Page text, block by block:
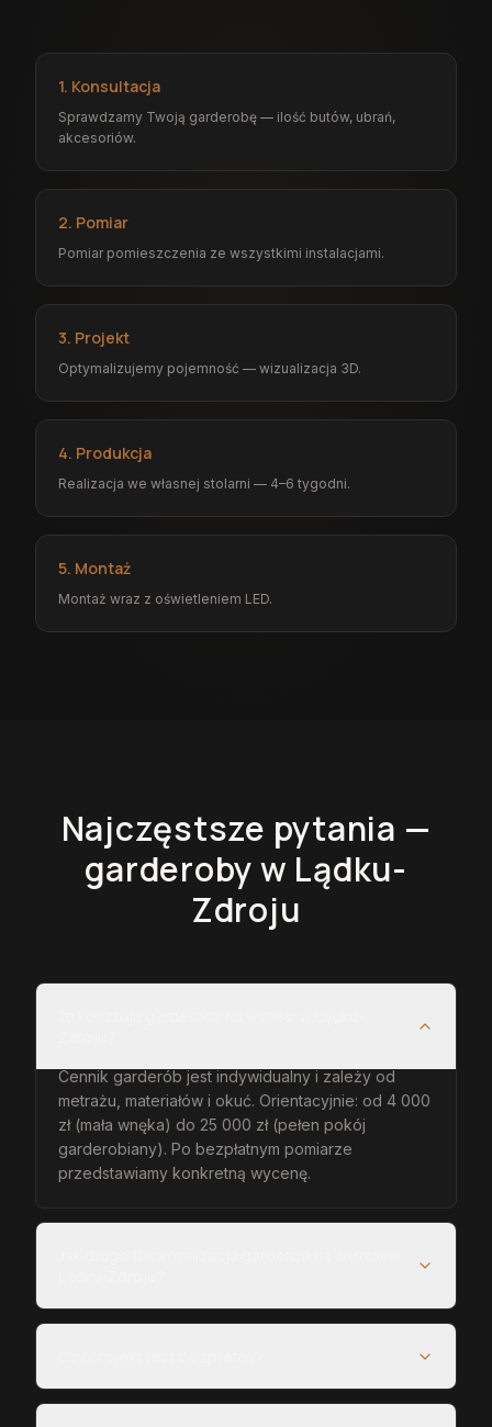
1. Konsultacja
Sprawdzamy Twoją garderobę — ilość butów, ubrań,
akcesoriów.
2. Pomiar
Pomiar pomieszczenia ze wszystkimi instalacjami.
3. Projekt
Optymalizujemy pojemność — wizualizacja 3D.
4. Produkcja
Realizacja we własnej stolarni — 4–6 tygodni.
5. Montaż
Montaż wraz z oświetleniem LED.
Najczęstsze pytania —
garderobyw Lądku-
Zdroju
Cennik garderób jest indywidualny i zależy od
metrażu, materiałów i okuć. Orientacyjnie: od 4 000
zł (mała wnęka) do 25 000 zł (pełen pokój
garderobiany). Po bezpłatnym pomiarze
przedstawiamy konkretną wycenę.